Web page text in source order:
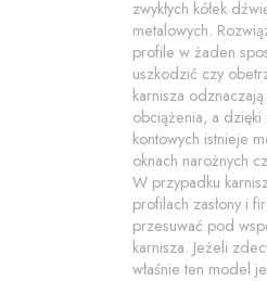
zwykłych kółek
metalowych.
profile w żaden
uszkodzić czy
karnisza
obciążenia, a dzięki
kontowych istnieje
oknach narożnych
W przypadku
profilach zasłony i
przesuwać pod
karnisza. Jeżeli
właśnie ten model